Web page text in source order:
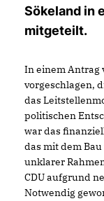
Sökeland in
mitgeteilt.
In einem Antrag
vorgeschlagen,
das
politischen
war das
das mit dem
unklarer
CDU aufgrund
Notwendig